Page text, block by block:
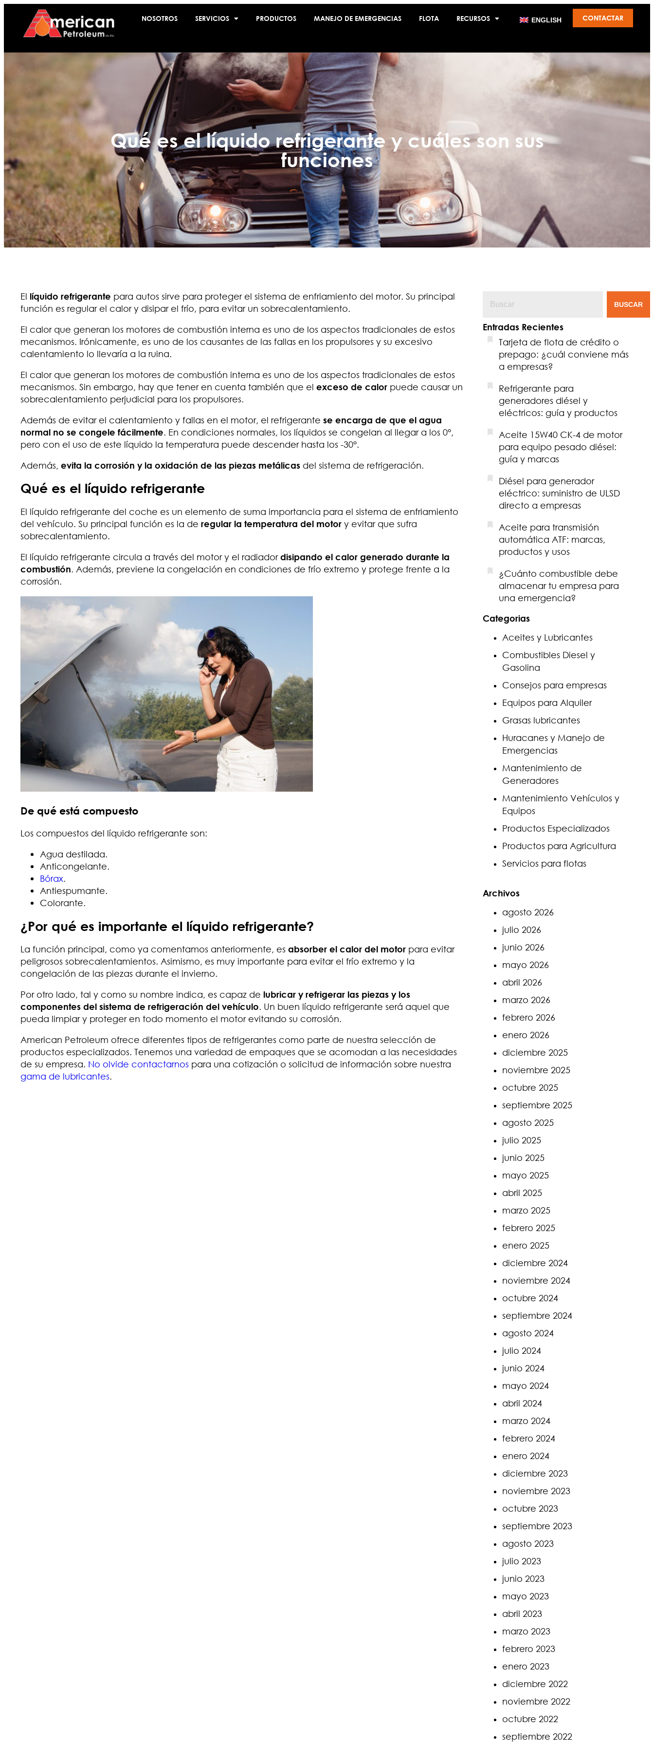
NOSOTROS SERVICIOS PRODUCTOS MANEJO DE EMERGENCIAS FLOTA RECURSOS ENGLISH CONTACTAR
Qué es el líquido refrigerante y cuáles son sus
funciones
El líquido refrigerante para autos sirve para proteger el sistema de enfriamiento del motor. Su principal
función es regular el calor y disipar el frío, para evitar un sobrecalentamiento.
El calor que generan los motores de combustión interna es uno de los aspectos tradicionales de estos
mecanismos. Irónicamente, es uno de los causantes de las fallas en los propulsores y su excesivo
calentamiento lo llevaría a la ruina.
El calor que generan los motores de combustión interna es uno de los aspectos tradicionales de estos
mecanismos. Sin embargo, hay que tener en cuenta también que el exceso de calor puede causar un
sobrecalentamiento perjudicial para los propulsores.
Además de evitar el calentamiento y fallas en el motor, el refrigerante se encarga de que el agua
normal no se congele fácilmente. En condiciones normales, los líquidos se congelan al llegar a los 0°,
pero con el uso de este líquido la temperatura puede descender hasta los -30°.
Además, evita la corrosión y la oxidación de las piezas metálicas del sistema de refrigeración.
Qué es el líquido refrigerante
El líquido refrigerante del coche es un elemento de suma importancia para el sistema de enfriamiento
del vehículo. Su principal función es la de regular la temperatura del motor y evitar que sufra
sobrecalentamiento.
El líquido refrigerante circula a través del motor y el radiadordisipando el calor generado durante la
combustión. Además, previene la congelación en condiciones de frío extremo y protege frente a la
corrosión.
De qué está compuesto
Los compuestos del líquido refrigerante son:
Agua destilada.
Anticongelante.
Bórax.
Antiespumante.
Colorante.
¿Por qué es importante el líquido refrigerante?
La función principal, como ya comentamos anteriormente, es absorber el calor del motor para evitar
peligrosos sobrecalentamientos. Asimismo, es muy importante para evitar el frío extremo y la
congelación de las piezas durante el invierno.
Por otro lado, tal y como su nombre indica, es capaz de lubricar y refrigerar las piezas y los
componentes del sistema de refrigeración del vehículo. Un buen líquido refrigerante será aquel que
pueda limpiar y proteger en todo momento el motor evitando su corrosión.
American Petroleum ofrece diferentes tipos de refrigerantes como parte de nuestra selección de
productos especializados. Tenemos una variedad de empaques que se acomodan a las necesidades
de su empresa. No olvide contactarnos para una cotización o solicitud de información sobre nuestra
gama de lubricantes.
BUSCAR
Entradas Recientes
Tarjeta de flota de crédito o
prepago: ¿cuál conviene más
a empresas?
Refrigerante para
generadores diésel y
eléctricos: guía y productos
Aceite 15W40 CK-4 de motor
para equipo pesado diésel:
guía y marcas
Diésel para generador
eléctrico: suministro de ULSD
directo a empresas
Aceite para transmisión
automática ATF: marcas,
productos y usos
¿Cuánto combustible debe
almacenar tu empresa para
una emergencia?
Categorias
Aceites y Lubricantes
Combustibles Diesel y
Gasolina
Consejos para empresas
Equipos para Alquiler
Grasas lubricantes
Huracanes y Manejo de
Emergencias
Mantenimiento de
Generadores
Mantenimiento Vehículos y
Equipos
Productos Especializados
Productos para Agricultura
Servicios para flotas
Archivos
agosto 2026
julio 2026
junio 2026
mayo 2026
abril 2026
marzo 2026
febrero 2026
enero 2026
diciembre 2025
noviembre 2025
octubre 2025
septiembre 2025
agosto 2025
julio 2025
junio 2025
mayo 2025
abril 2025
marzo 2025
febrero 2025
enero 2025
diciembre 2024
noviembre 2024
octubre 2024
septiembre 2024
agosto 2024
julio 2024
junio 2024
mayo 2024
abril 2024
marzo 2024
febrero 2024
enero 2024
diciembre 2023
noviembre 2023
octubre 2023
septiembre 2023
agosto 2023
julio 2023
junio 2023
mayo 2023
abril 2023
marzo 2023
febrero 2023
enero 2023
diciembre 2022
noviembre 2022
octubre 2022
septiembre 2022